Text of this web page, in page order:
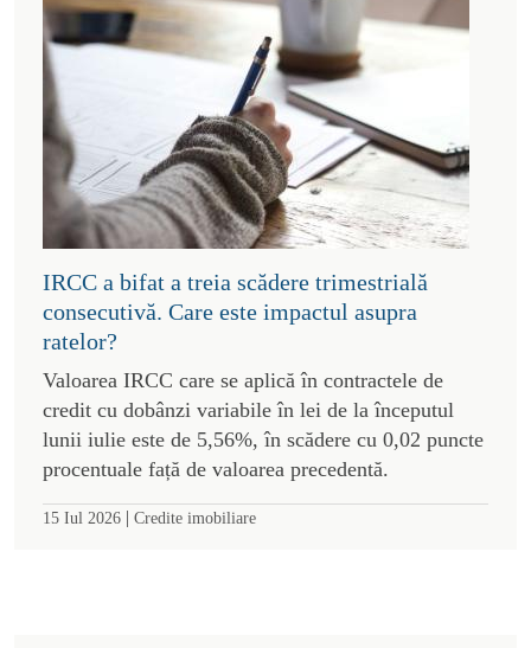
IRCC a bifat a treia scădere trimestrială
consecutivă. Care este impactul asupra
ratelor?
Valoarea IRCC care se aplică în contractele de
credit cu dobânzi variabile în lei de la începutul
lunii iulie este de 5,56%, în scădere cu 0,02 puncte
procentuale față de valoarea precedentă.
15 Iul 2026 | Credite imobiliare